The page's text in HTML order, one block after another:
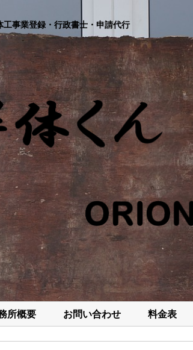
工事業登録・行政書士・申請代行
所概要 お問い合わせ 料金表